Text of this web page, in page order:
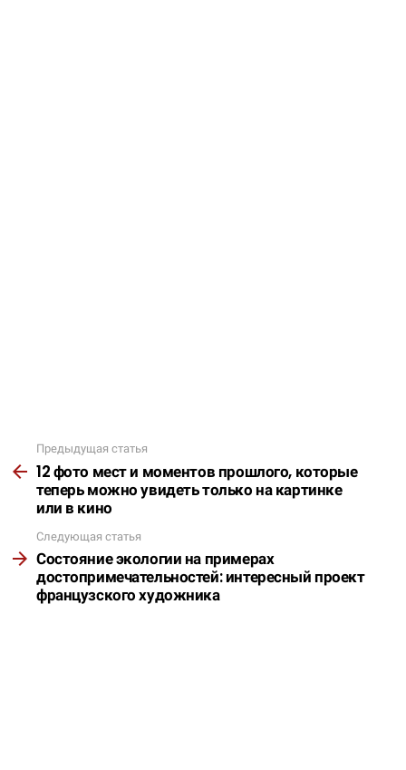
Подробнее
Предыдущая статья
12 фото мест и моментов прошлого, которые
теперь можно увидеть только на картинке
или в кино
Следующая статья
Состояние экологии на примерах
достопримечательностей: интересный проект
французского художника